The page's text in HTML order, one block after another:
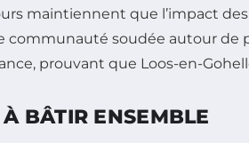
maintiennent que l’impact
communauté soudée autour de
prouvant que Loos-en-
BÂTIR ENSEMBLE